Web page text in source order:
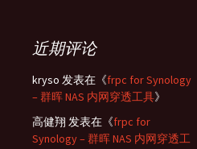
近期评论
kryso 发表在《frpc for Synology
– 群晖 NAS 内网穿透工具》
高健翔 发表在《frpc for
Synology – 群晖 NAS 内网穿透工